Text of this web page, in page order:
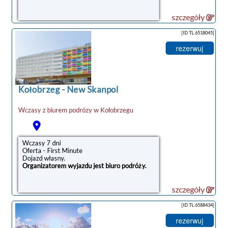
szczegóły
Kołobrzeg- New Skanpol
Wczasy z biurem podrózy w Kołobrzegu
Wczasy 7 dni
Oferta - First Minute
Dojazd własny.
Organizatorem wyjazdu jest biuro podróży.
[ID TL.6518045]
rezerwuj
szczegóły
[ID TL.6588434]
rezerwuj